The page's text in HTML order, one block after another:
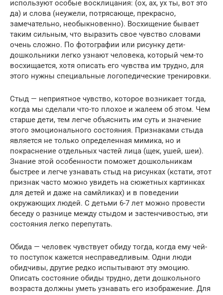
используют особые восклицания: (ох, ах, ух ты, вот это
да) и слова (неужели, потрясающе, прекрасно,
замечательно, необыкновенно). Восхищение бывает
таким сильным, что выразить свое чувство словами
очень сложно. По фотографии или рисунку дети-
дошкольники легко узнают человека, который чем-то
восхищается, хотя описать его чувства им трудно, для
этого нужны специальные логопедические тренировки.
Стыд — неприятное чувство, которое возникает тогда,
когда мы сделали что-то плохое и жалеем об этом. Чем
старше дети, тем легче объяснить им суть и значение
этого эмоционального состояния. Признаками стыда
является не только определенная мимика, но и
покраснение отдельных частей лица (щек, ушей, шеи).
Знание этой особенности поможет дошкольникам
быстрее и легче узнавать стыд на рисунках (кстати, этот
признак часто можно увидеть на сюжетных картинках
для детей и даже на самйликах) и в поведении
окружающих людей. С детьми 6-7 лет можно провести
беседу о разнице между стыдом и застенчивостью, эти
состояния легко перепутать.
Обида — человек чувствует обиду тогда, когда ему чей-
то поступок кажется несправедливым. Одни люди
обидчивы, другие редко испытывают эту эмоцию.
Описать состояние обиды трудно, дети дошкольного
возраста должны уметь узнавать его изображение. Для